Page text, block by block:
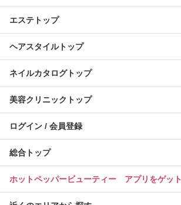
エステトップ
ヘアスタイルトップ
ネイルカタログトップ
美容クリニックトップ
ログイン / 会員登録
総合トップ
ホットペッパービューティー アプリをゲット